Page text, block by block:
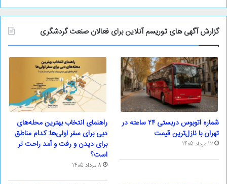
گزارش آگهی های توریسم آنلاین برای فعالان صنعت گردشگری
شماره اتوبوس دربستی ۲۴ ساعته در
تهران با نازل‌ترین قیمت
12 مرداد 1405
راهنمای انتخاب بهترین محله‌های
دبی برای سفر اولی‌ها: کدام مناطق
برای دیدن و رفت و آمد راحت تر
است؟
8 مرداد 1405